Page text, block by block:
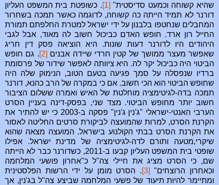
שהיא קשוחה וכמעט סדיסטית" [1]
. כשופטת בית המשפט העליון
דורנר לא תמיד הייתה כה קשוחה, לדוגמה כאשר תמכה בשחרור
המחבלים שנחטפו בלבנון על ידי ישראל למטרת החלפתם תמורת
החייל רון ארד. חופש האדם כביכול חשוב לה מאוד, אבל לגבי
היהודים היו לדורנר דעות שונות. היא הוציאה פסק דין חריג
שאפשר מעצר ממושך של קטין חרדי שיידה אבנים [2]
. גם חופש
הביטוי היה כביכול יקר לה. היא ציוותה לאפשר שידור של פרסומת
ברדיו שנפסלה על סמך פגיעה בטעם הטוב, הנימוק שלה היה
שחופש הביטוי הוא הכי חשוב. אם כי במקרה של הרב כהנא, דורנר
תמכה בדה-לגיטימציה מוחלטת של האיש ואמרה ששלום הציבור
חשוב יותר מחופש הביטוי. מצד שני, בפסק-דינה בעניין הסרט
הערבי האנטי-ישראלי "ג'נין ג'נין" פסקה ב-2003 כי יש להתיר את
הקרנת הסרט, למרות שהמועצה לביקורת סרטים החליטה לאסור
את הקרנת הסרט בבתי הקולנוע בישראל. המועצה מצאה שהוא
שיקרי,מטעה ותורם לדה-לגיטימציה של מדינת ישראל. אפילו
שופטי בית המשפט העליון קבעו ב-2011, כשדורנר כבר לא הייתה
שם, כי הסרט מציג את חיילי צה"ל כ"אחרון פושעי המלחמה
וכאחרון הרוצחים" [3]
. הסרט מומן על ידי הרשות הפלסטינית
ומתיימר להיות תיעוד של פשעי המלחמה שביצע צה"ל בג'נין, אך